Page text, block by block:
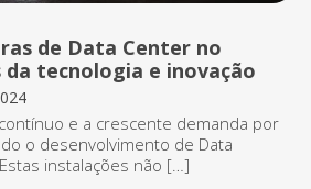
de Data Center no
tecnologia e inovação
e a crescente demanda por
o desenvolvimento de Data
instalações não […]